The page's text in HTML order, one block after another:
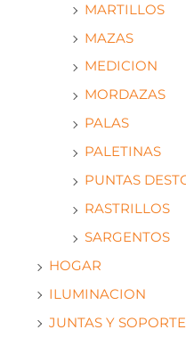
MARTILLOS
MAZAS
MEDICION
MORDAZAS
PALAS
PALETINAS
PUNTAS
RASTRILLOS
SARGENTOS
HOGAR
ILUMINACION
JUNTAS Y